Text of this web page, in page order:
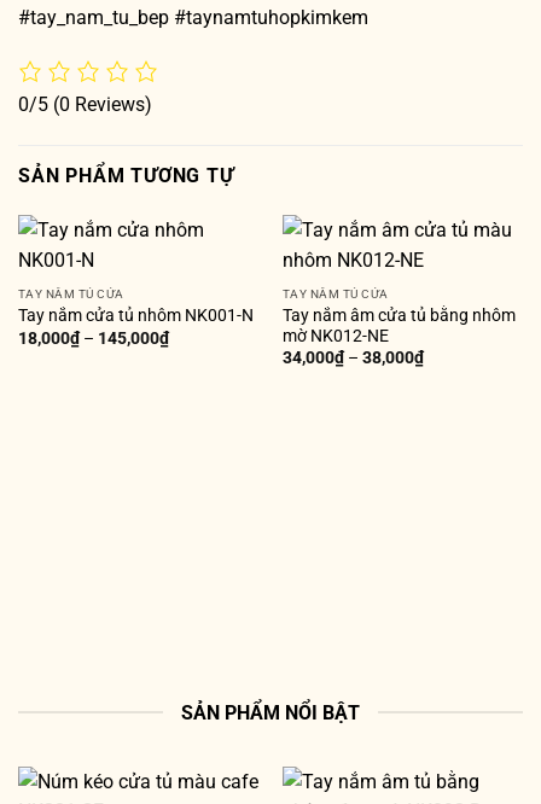
#tay_nam_tu_bep #taynamtuhopkimkem
0/5 (0 Reviews)
SẢN PHẨM TƯƠNG TỰ
TAY NẮM TỦ CỬA
Tay nắm cửa tủ nhôm NK001-N
18,000₫– 145,000₫
TAY NẮM TỦ CỬA
Tay nắm âm cửa tủ bằng nhôm
mờ NK012-NE
34,000₫– 38,000₫
SẢN PHẨM NỔI BẬT